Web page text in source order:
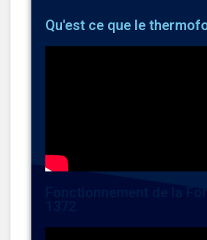
Qu'est ce que le